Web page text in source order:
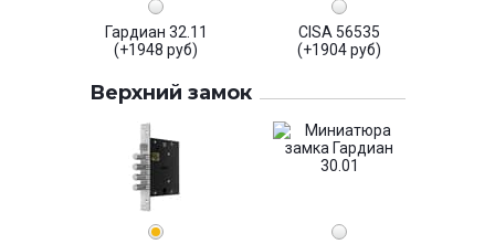
Гардиан 32.11
(+1948 руб)
CISA 56535
(+1904 руб)
Верхний замок